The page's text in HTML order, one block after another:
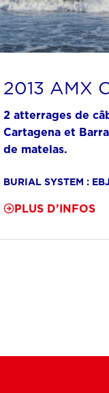
2013 AMX
2 atterrages de
Cartagena et
de matelas.
BURIAL SYSTEM :
PLUS D’INFOS